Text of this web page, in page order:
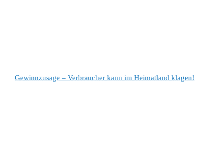
Gewinnzusage – Verbraucher kann im Heimatland klagen!